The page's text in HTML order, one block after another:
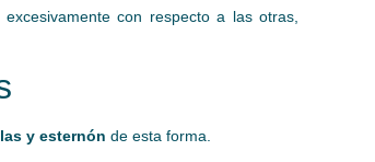
con respecto a las otras,
y esternón de esta forma.